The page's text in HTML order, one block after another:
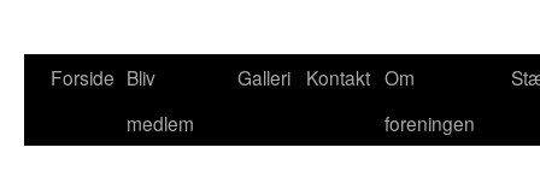
Hop
Forside Bliv
medlem
Galleri Kontakt Om
foreningen